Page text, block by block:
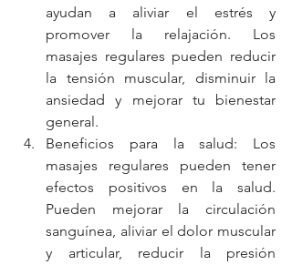
ayudan a aliviar el estrés y
promover la relajación. Los
masajes regulares pueden reducir
la tensión muscular, disminuir la
ansiedad y mejorar tu bienestar
general.
Beneficios para la salud: Los
masajes regulares pueden tener
efectos positivos en la salud.
Pueden mejorar la circulación
sanguínea, aliviar el dolor muscular
y articular, reducir la presión